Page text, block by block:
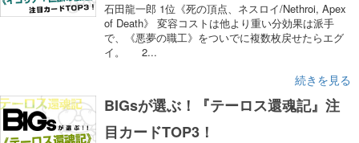
石田龍一郎 1位《死の頂点、ネスロイ/Nethroi, Apex
of Death》 変容コストは他より重い分効果は派手
で、《悪夢の職工》をついでに複数枚戻せたらエグ
イ。 2...
続きを見る
BIGsが選ぶ！『テーロス還魂記』注
目カードTOP3！